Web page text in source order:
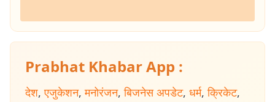
Prabhat Khabar App :
देश, एजुकेशन, मनोरंजन, बिजनेस अपडेट, धर्म, क्रिकेट,